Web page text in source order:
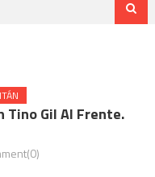
Tino Gil Al Frente.